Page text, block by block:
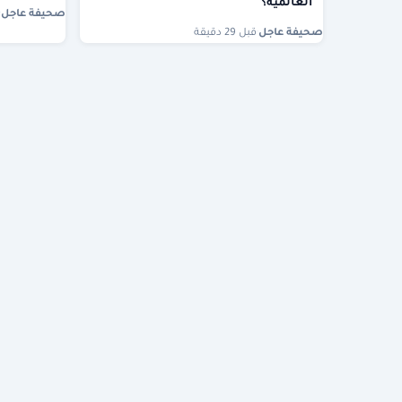
العالمية؟
صحيفة عاجل قبل 29 دقيقة
صحيفة عاجل